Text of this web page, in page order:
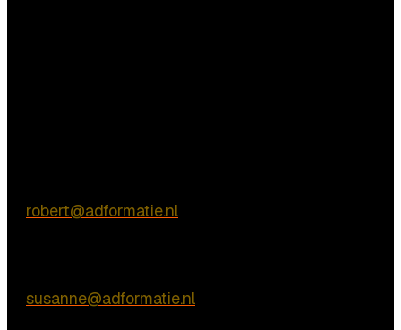
robert@adformatie.nl
susanne@adformatie.nl